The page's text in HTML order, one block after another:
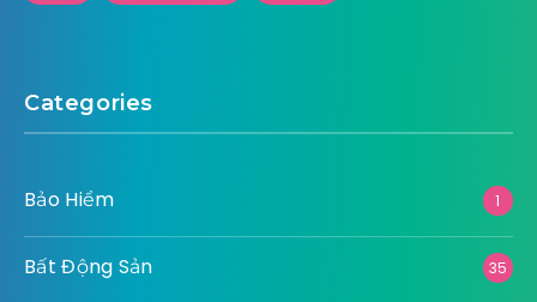
Categories
Bảo Hiểm 1
Bất Động Sản 35